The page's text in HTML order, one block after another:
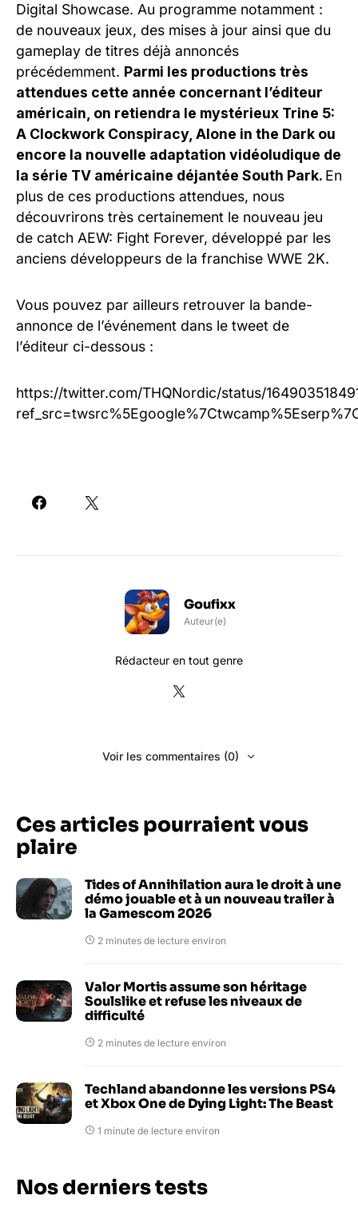
Digital Showcase. Au programme notamment :
de nouveaux jeux, des mises à jour ainsi que du
gameplay de titres déjà annoncés
précédemment. Parmi les productions très
attendues cette année concernant l’éditeur
américain, on retiendra le mystérieux Trine 5:
A Clockwork Conspiracy, Alone in the Dark ou
encore la nouvelle adaptation vidéoludique de
la série TV américaine déjantée South Park. En
plus de ces productions attendues, nous
découvrirons très certainement le nouveau jeu
de catch AEW: Fight Forever, développé par les
anciens développeurs de la franchise WWE 2K.
Vous pouvez par ailleurs retrouver la bande-
annonce de l’événement dans le tweet de
l’éditeur ci-dessous :
https://twitter.com/THQNordic/status/
Goufixx
Auteur(e)
Rédacteur en tout genre
Voir les commentaires (0)
Ces articles pourraient vous
plaire
Tides of Annihilation aura le droit à une
démo jouable et à un nouveau trailer à
la Gamescom 2026
2 minutes de lecture environ
Valor Mortis assume son héritage
Soulslike et refuse les niveaux de
difficulté
2 minutes de lecture environ
Techland abandonne les versions PS4
et Xbox One de Dying Light: The Beast
1 minute de lecture environ
Nos derniers tests